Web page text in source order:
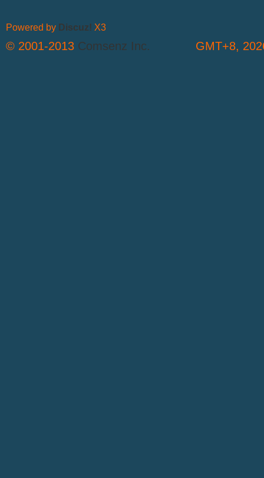
GMT+8,
Powered by Discuz! X3
© 2001-2013 Comsenz Inc.